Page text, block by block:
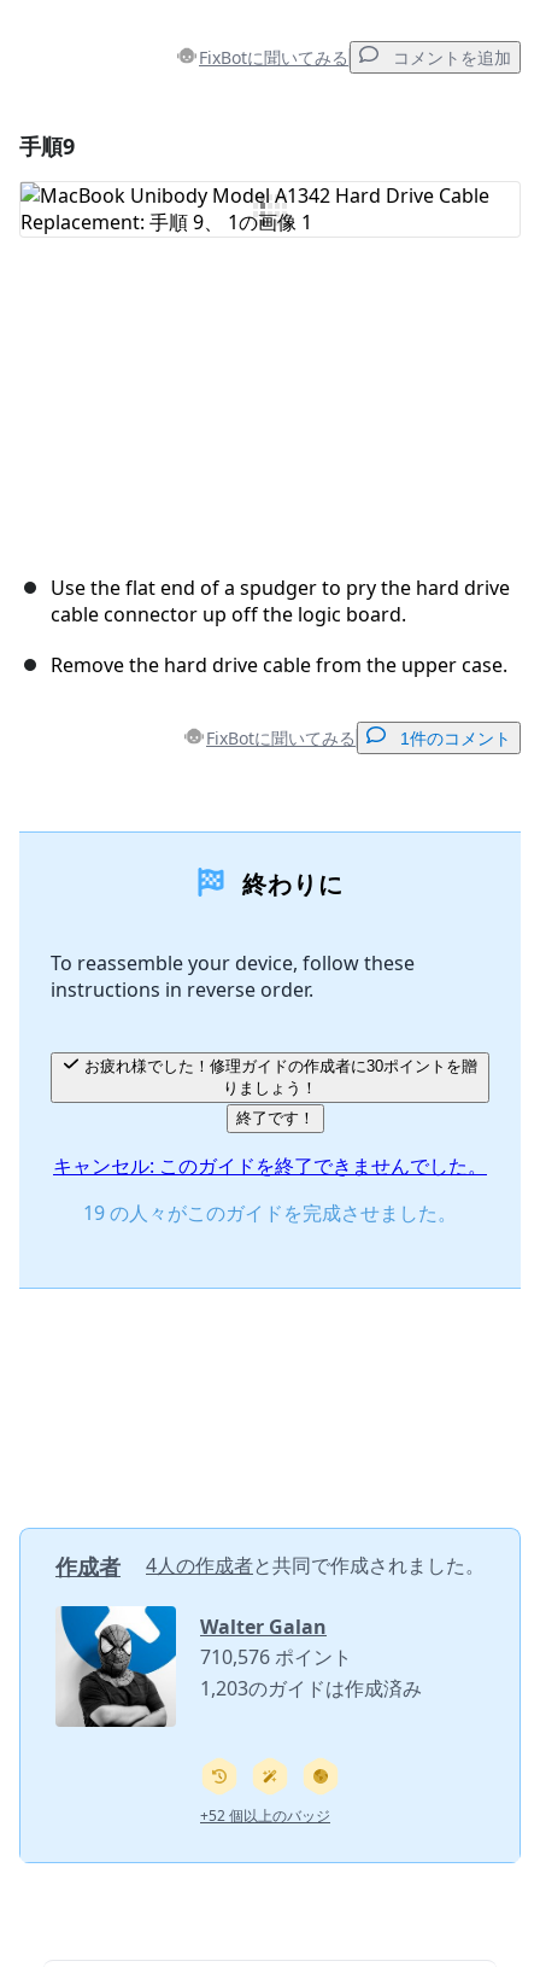
FixBotに聞いてみる コメントを追加
コメントを追加
手順9
Use the flat end of a spudger to pry the hard drive
cable connector up off the logic board.
Remove the hard drive cable from the upper case.
FixBotに聞いてみる 1件のコメント
キャンセル
終わりに
To reassemble your device, follow these
instructions in reverse order.
りましょう！
終了です！
キャンセル: このガイドを終了できませんでした。
19 の人々がこのガイドを完成させました。
作成者 4人の作成者と共同で作成されました。
Walter Galan
710,576 ポイント
1,203のガイドは作成済み
+52 個以上のバッジ